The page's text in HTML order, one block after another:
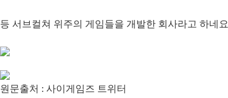
등 서브컬쳐 위주의 게임들을 개발한 회사라고 하네
원문출처 : 사이게임즈 트위터